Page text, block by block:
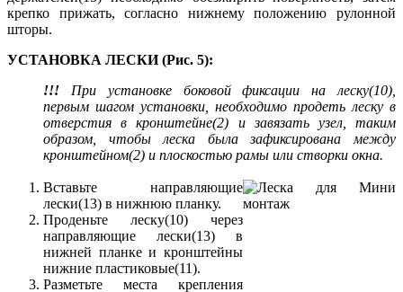
крепко прижать, согласно нижнему положению рулонной
шторы.
УСТАНОВКА ЛЕСКИ (Рис. 5):
!!! При установке боковой фиксации на леску(10),
первым шагом установки, необходимо продеть леску в
отверстия в кронштейне(2) и завязать узел, таким
образом, чтобы леска была зафиксирована между
кронштейном(2) и плоскостью рамы или створки окна.
Вставьте направляющие
лески(13) в нижнюю планку.
Проденьте леску(10) через
направляющие лески(13) в
нижней планке и кронштейны
нижние пластиковые(11).
Разметьте места крепления